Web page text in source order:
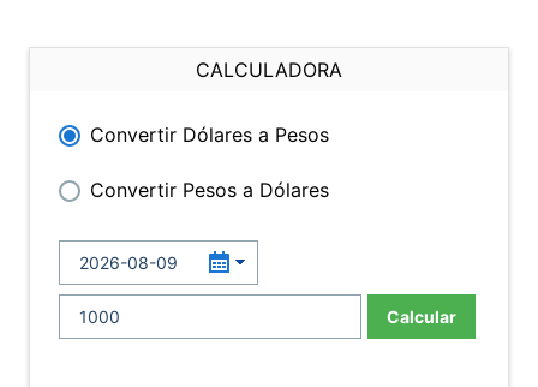
CALCULADORA
Convertir Dólares a Pesos
Convertir Pesos a Dólares
Calcular